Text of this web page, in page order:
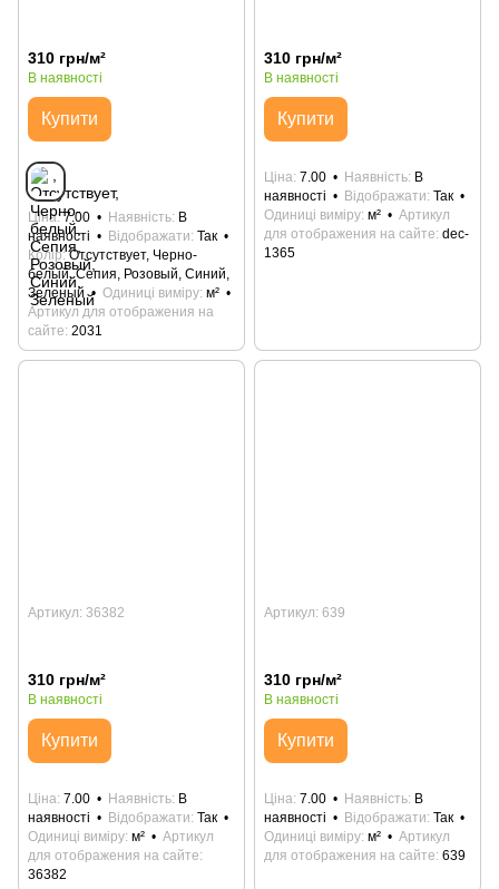
310 грн/м²
В наявності
Купити
Ціна 7.00 Наявність В
наявності
Відображати Так
Колір Отсутствует, Черно-
белый, Сепия, Розовый, Синий,
Зеленый
Одиниці виміру м²
Артикул для отображения на
сайте 2031
310 грн/м²
В наявності
Купити
Ціна 7.00 Наявність В
наявності
Відображати Так
Одиниці виміру м²
Артикул
для отображения на сайте dec-
1365
Артикул: 36382
310 грн/м²
В наявності
Купити
Ціна 7.00 Наявність В
наявності
Відображати Так
Одиниці виміру м²
Артикул
для отображения на сайте
36382
Артикул: 639
310 грн/м²
В наявності
Купити
Ціна 7.00 Наявність В
наявності
Відображати Так
Одиниці виміру м²
Артикул
для отображения на сайте 639